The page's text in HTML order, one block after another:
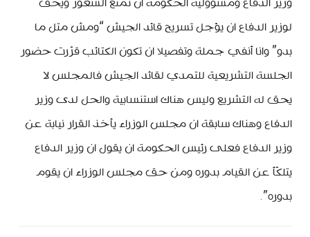
وزير الدفاع ومسؤولية الحكومة ان تمنع الشغور ويحق
لوزير الدفاع ان يؤجل تسريح قائد الجيش “ومش متل ما
بدو” وانا أنفي جملة وتفصيلا ان تكون الكتائب قرّرت حضور
الجلسة التشريعية للتمدي لقائد الجيش فالمجلس لا
يحق له التشريع وليس هناك استنسابية والحل لدى وزير
الدفاع وهناك سابقة ان مجلس الوزراء يأخذ القرار نيابة عن
وزير الدفاع فعلى رئيس الحكومة ان يقول ان وزير الدفاع
يتلكّأ عن القيام بدوره ومن حق مجلس الوزراء ان يقوم
بدوره”.